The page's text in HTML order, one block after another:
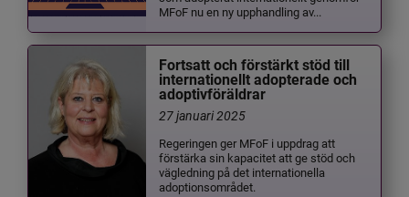
MFoF nu en ny upphandling av...
Fortsatt och förstärkt stöd till
internationellt adopterade och
adoptivföräldrar
27 januari 2025
Regeringen ger MFoF i uppdrag att
förstärka sin kapacitet att ge stöd och
vägledning på det internationella
adoptionsområdet.